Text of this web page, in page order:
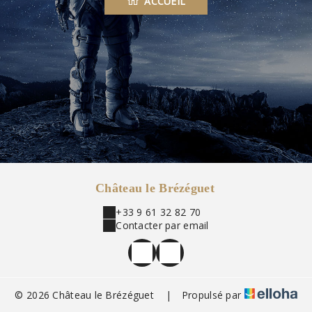
Château le Brézéguet
+33 9 61 32 82 70
Contacter par email
© 2026 Château le Brézéguet | Propulsé par